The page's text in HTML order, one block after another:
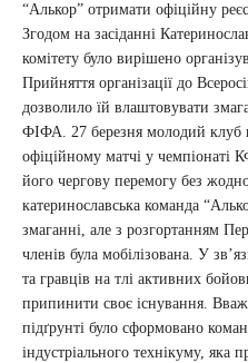
“Алькор” отримати офіційну
Згодом на засіданні
комітету було вирішено
Прийняття організації до
дозволило їй влаштовувати
ФІФА. 27 березня молодий клуб
офіційному матчі у чемпіонаті
його чергову перемогу без
катеринославська команда
змаганні, але з розгортанням
членів була мобілізована. У
та гравців на тлі активних
припинити своє існування.
підґрунті було сформовано
індустріального технікуму, яка